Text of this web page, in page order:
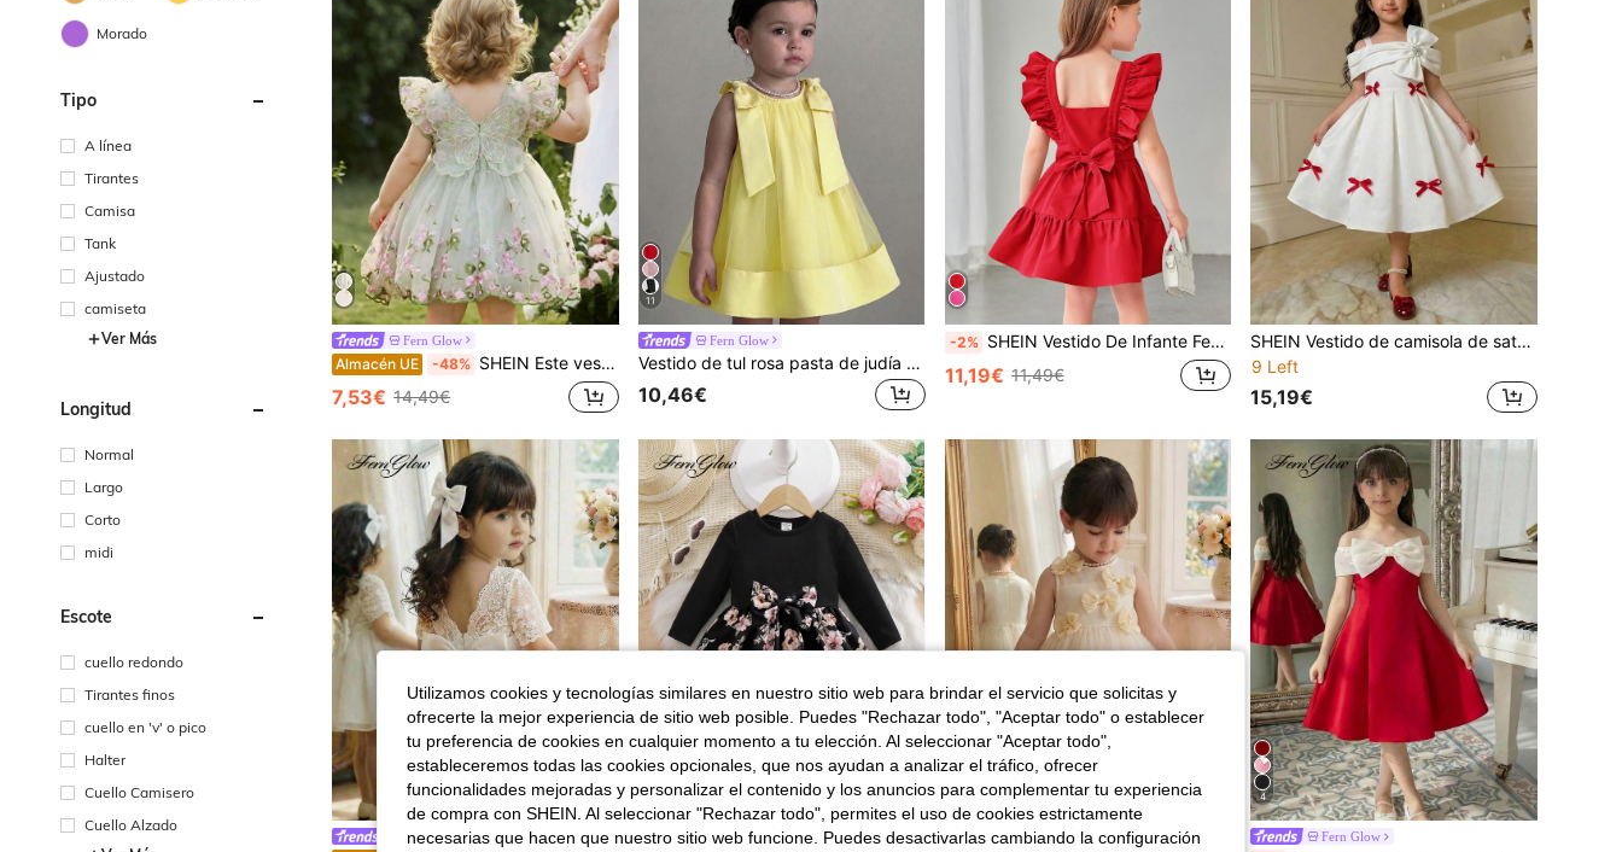
Morado
Tipo
A línea
Tirantes
Camisa
Tank
Ajustado
camiseta
Ver Más
Longitud
Normal
Largo
Corto
midi
Escote
cuello redondo
Tirantes finos
cuello en 'v' o pico
Halter
Cuello Camisero
Cuello Alzado
Fern Glow
Almacén UE -48% SHEIN Este vestido casual y sencillo de una pieza para bebé niña presenta un estampado floral, cuello redondo, dobladillo con volantes, cintura ajustada y un gran lazo. Es adecuado para fiestas de cumpleaños, fiestas de noche, actuaciones, bodas, bautizos, ceremonias de apertura, uso diario, escuela, salidas y primavera/verano.
7,53€ 14,49€
11
Fern Glow
Vestido de tul rosa pasta de judía para niña bebé, vestido de princesa sin mangas con lazo para primavera/verano
10,46€
-2% SHEIN Vestido De Infante Femenino Con Lazo En La Espalda Y Ribete Con Volantes
11,19€ 11,49€
SHEIN Vestido de camisola de satén blanco elegante y lindo con decoración de lazo de strass para niña
9 Left
15,19€
Fern Glow
Ahorro de 0,43€
Fern Glow -5% SHEIN Este vestido sin mangas de una sola pieza y con un lindo detalle de lazo es adecuado para fiestas de cumpleaños, fiestas de noche, actuaciones, bodas, bautizos, ceremonias de apertura, uso diario, escuela, salidas y temporadas de primavera/verano.
4
Fern Glow
Utilizamos cookies y tecnologías similares en nuestro sitio web para brindar el servicio que solicitas y
ofrecerte la mejor experiencia de sitio web posible. Puedes "Rechazar todo", "Aceptar todo" o establecer
tu preferencia de cookies en cualquier momento a tu elección. Al seleccionar "Aceptar todo",
estableceremos todas las cookies opcionales, que nos ayudan a analizar el tráfico, ofrecer
funcionalidades mejoradas y personalizar el contenido y los anuncios para complementar tu experiencia
de compra con SHEIN. Al seleccionar "Rechazar todo", permites el uso de cookies estrictamente
necesarias que hacen que nuestro sitio web funcione. Puedes desactivarlas cambiando la configuración